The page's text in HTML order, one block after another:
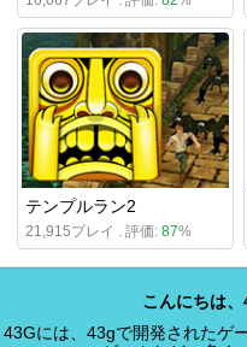
テンプルラン2
21,915プレイ . 評価: 87%
こんにちは、
43Gには、43gで開発されたゲ